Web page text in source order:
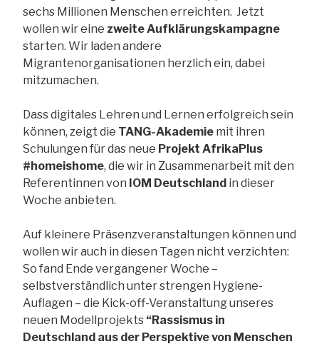
sechs Millionen Menschen erreichten. Jetzt
wollen wir eine zweite Aufklärungskampagne
starten. Wir laden andere
Migrantenorganisationen herzlich ein, dabei
mitzumachen.
Dass digitales Lehren und Lernen erfolgreich sein
können, zeigt die TANG-Akademie mit ihren
Schulungen für das neue Projekt AfrikaPlus
#homeishome, die wir in Zusammenarbeit mit den
Referentinnen von IOM Deutschland in dieser
Woche anbieten.
Auf kleinere Präsenzveranstaltungen können und
wollen wir auch in diesen Tagen nicht verzichten:
So fand Ende vergangener Woche –
selbstverständlich unter strengen Hygiene-
Auflagen – die Kick-off-Veranstaltung unseres
neuen Modellprojekts “Rassismus in
Deutschland aus der Perspektive von Menschen